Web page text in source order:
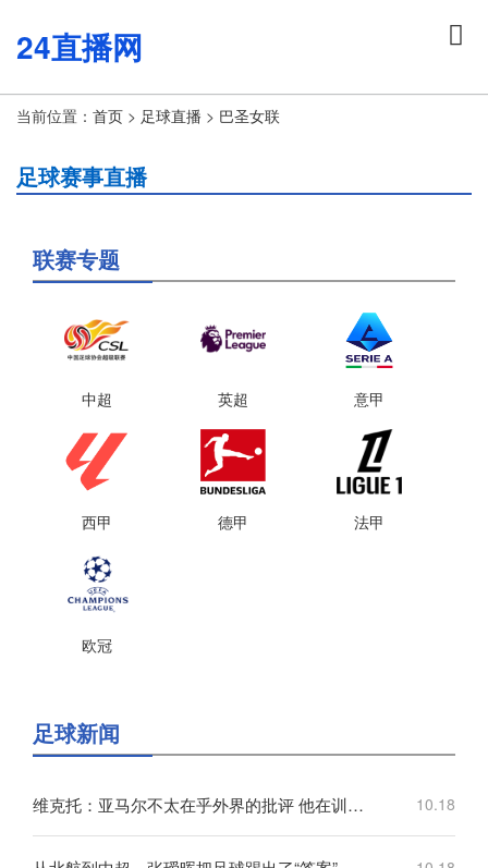
24直播网
当前位置： 首页 > 足球直播 > 巴圣女联
足球赛事直播
联赛专题
中超 英超 意甲
西甲 德甲 法甲
欧冠
足球新闻
维克托：亚马尔不太在乎外界的批评 他在训练中能连过四人破门 10.18